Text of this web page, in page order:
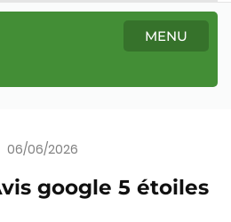
MENU
06/06/2026
google 5 étoiles